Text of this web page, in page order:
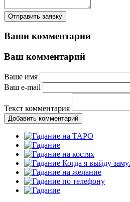
Отправить заявку
Ваши комментарии
Ваш комментарий
Ваше имя
Ваш e-mail
Текст комментария
Добавить комментарий